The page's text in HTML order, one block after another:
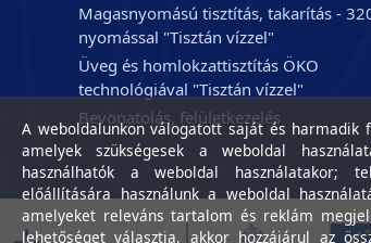
Magasnyomású tisztítás, takarítás -
nyomással "Tisztán vízzel"
Üveg és homlokzattisztítás ÖKO
technológiával "Tisztán vízzel"
Bevonatolás, felületkezelés
A weboldalunkon válogatott saját és harmadik
amelyek szükségesek a weboldal
használhatók a weboldal használatakor;
előállítására használunk a weboldal
amelyeket releváns tartalom és reklám
lehetőséget választja, akkor hozzájárul az